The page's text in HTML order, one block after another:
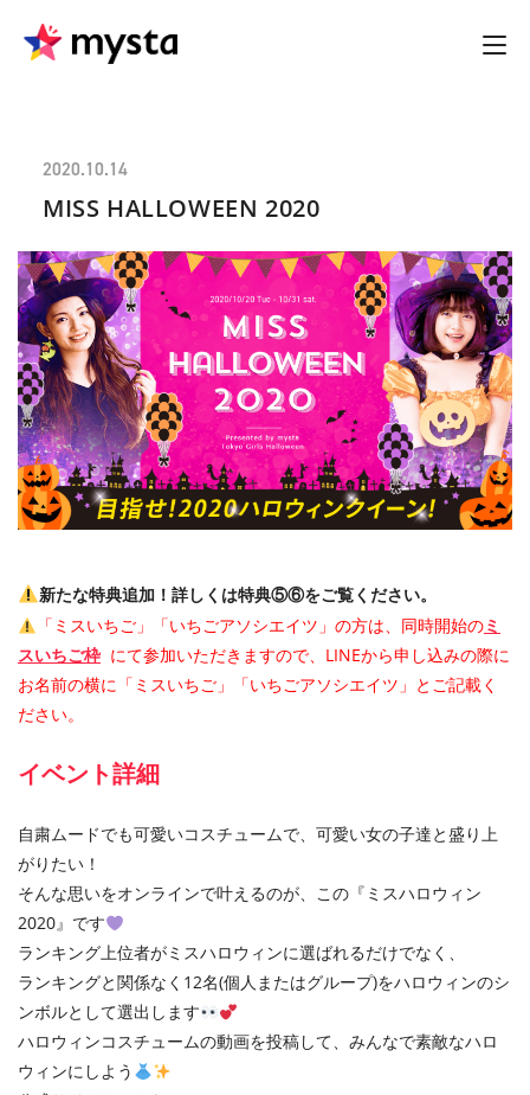
2020.10.14
MISS HALLOWEEN 2020
新たな特典追加！詳しくは特典⑤⑥をご覧ください。
「ミスいちご」「いちごアソシエイツ」の方は、同時開始のミ
スいちご枠 にて参加いただきますので、LINEから申し込みの際に
お名前の横に「ミスいちご」「いちごアソシエイツ」とご記載く
ださい。
イベント詳細
自粛ムードでも可愛いコスチュームで、可愛い女の子達と盛り上
がりたい！
そんな思いをオンラインで叶えるのが、この『ミスハロウィン
2020』です
ランキング上位者がミスハロウィンに選ばれるだけでなく、
ランキングと関係なく12名(個人またはグループ)をハロウィンのシ
ンボルとして選出します
ハロウィンコスチュームの動画を投稿して、みんなで素敵なハロ
ウィンにしよう